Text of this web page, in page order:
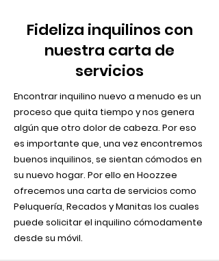
Fideliza inquilinos con
nuestra carta de
servicios
Encontrar inquilino nuevo a menudo es un
proceso que quita tiempo y nos genera
algún que otro dolor de cabeza. Por eso
es importante que, una vez encontremos
buenos inquilinos, se sientan cómodos en
su nuevo hogar. Por ello en Hoozzee
ofrecemos una carta de servicios como
Peluquería, Recados y Manitas los cuales
puede solicitar el inquilino cómodamente
desde su móvil.